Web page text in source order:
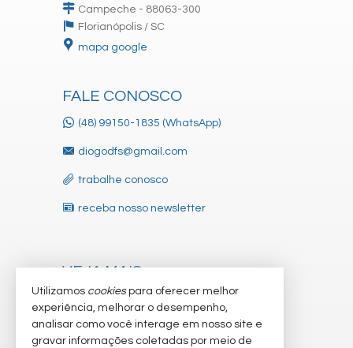
Campeche - 88063-300
Florianópolis / SC
mapa google
FALE CONOSCO
(48) 99150-1835 (WhatsApp)
diogodfs@gmail.com
trabalhe conosco
receba nosso newsletter
VEJA MAIS
indicadores financeiros
cadastre seu imóvel
Utilizamos cookiespara oferecer melhor
experiência, melhorar o desempenho,
analisar como você interage em nosso site e
gravar informações coletadas por meio de